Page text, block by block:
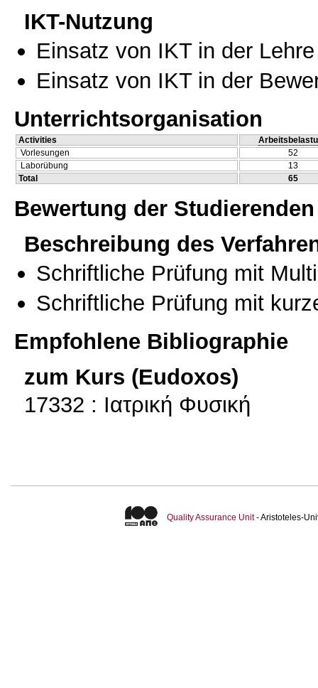
IKT-Nutzung
Einsatz von IKT in der Lehre
Einsatz von IKT in der
Unterrichtsorganisation
Activities
Vorlesungen
52
Laborübung
13
Total
65
Bewertung der Studierenden
Beschreibung des
Schriftliche Prüfung mit
Schriftliche Prüfung mit
Empfohlene Bibliographie
zum Kurs (Eudoxos)
17332 : Ιατρική Φυσική
Quality Assurance Unit- Aristoteles-